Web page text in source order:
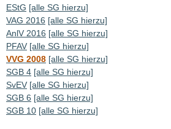
EStG [alle SG hierzu]
VAG 2016 [alle SG hierzu]
AnlV 2016 [alle SG hierzu]
PFAV [alle SG hierzu]
VVG 2008 [alle SG hierzu]
SGB 4 [alle SG hierzu]
SvEV [alle SG hierzu]
SGB 6 [alle SG hierzu]
SGB 10 [alle SG hierzu]